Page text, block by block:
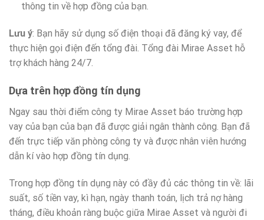
thông tin về hợp đồng của bạn.
Lưu ý: Bạn hãy sử dụng số điện thoại đã đăng ký vay, để
thực hiện gọi điện đến tổng đài. Tổng đài Mirae Asset hỗ
trợ khách hàng 24/7.
Dựa trên hợp đồng tín dụng
Ngay sau thời điểm công ty Mirae Asset báo trường hợp
vay của bạn của bạn đã được giải ngân thành công. Bạn đã
đến trực tiếp văn phòng công ty và được nhân viên hướng
dẫn kí vào hợp đồng tín dụng.
Trong hợp đồng tín dụng này có đầy đủ các thông tin về: lãi
suất, số tiền vay, kì hạn, ngày thanh toán, lịch trả nợ hàng
tháng, điều khoản ràng buộc giữa Mirae Asset và người đi